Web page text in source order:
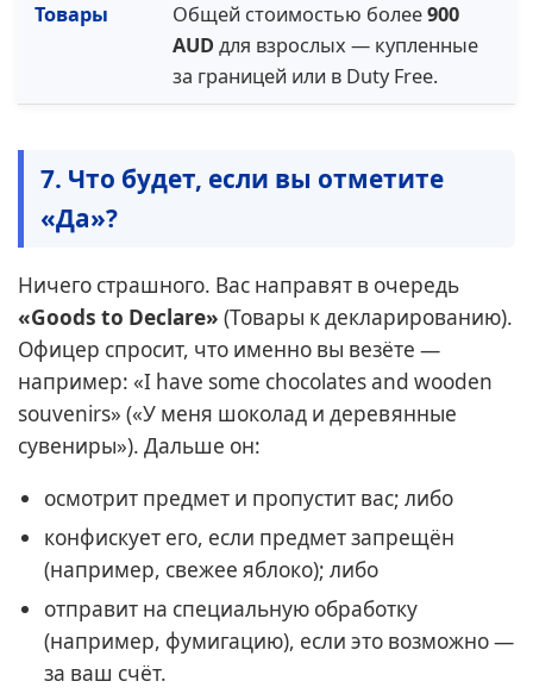
Товары Общей стоимостью более900
AUD для взрослых — купленные
за границей или в Duty Free.
7. Что будет, если вы отметите
«Да»?
Ничего страшного. Вас направят в очередь
«Goods to Declare» (Товары к декларированию).
Офицер спросит, что именно вы везёте —
например: «I have some chocolates and wooden
souvenirs» («У меня шоколад и деревянные
сувениры»). Дальше он:
осмотрит предмет и пропустит вас; либо
конфискует его, если предмет запрещён
(например, свежее яблоко); либо
отправит на специальную обработку
(например, фумигацию), если это возможно —
за ваш счёт.